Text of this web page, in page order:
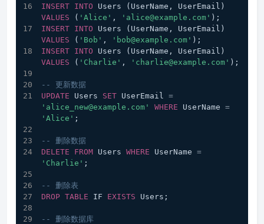
INSERT INTO
VALUES ( 'Alice' , 'alice@example.com' );
INSERT INTO
VALUES ( 'Bob' , 'bob@example.com' );
INSERT INTO
VALUES ( 'Charlie' , 'charlie@example.com' );
-- 更新数据
UPDATE Users SET UserEmail =
'alice_new@example.com'
WHERE UserName =
'Alice' ;
-- 删除数据
DELETE
FROM Users WHERE UserName =
'Charlie' ;
-- 删除表
DROP TABLE IF EXISTS Users;
-- 删除数据库